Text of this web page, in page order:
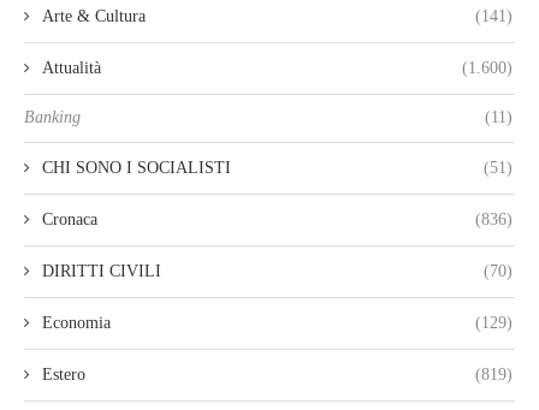
Arte & Cultura (141)
Attualità (1.600)
Banking (11)
CHI SONO I SOCIALISTI (51)
Cronaca (836)
DIRITTI CIVILI (70)
Economia (129)
Estero (819)